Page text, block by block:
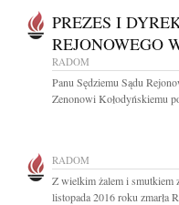
PREZES I
REJONOWEGO
RADOM
Panu Sędziemu Sądu
Zenonowi Kołodyńskiemu
RADOM
Z wielkim żalem i smutkiem
listopada 2016 roku zmarła